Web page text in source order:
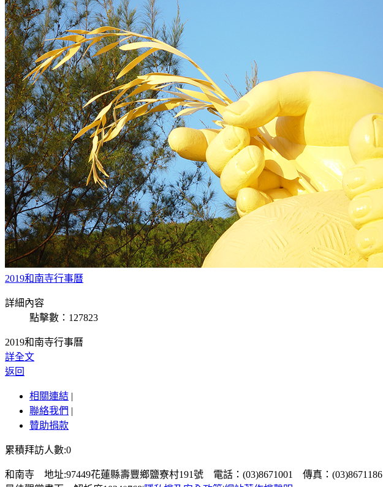
2019和南寺行事曆
詳細內容
點擊數：127823
2019和南寺行事曆
詳全文
返回
相關連結 |
聯絡我們 |
贊助捐款
累積拜訪人數:0
和南寺 地址:97449花蓮縣壽豐鄉鹽寮村191號 電話：(03)8671001 傳真：(03)8671186